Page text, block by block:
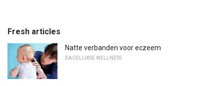
Fresh articles
Natte verbanden voor eczeem
DAGELIJKSE WELLNESS